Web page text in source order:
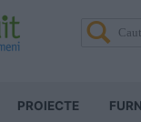
PROIECTE